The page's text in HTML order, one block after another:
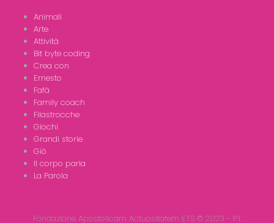
Animali
Arte
Attività
Bit byte coding
Crea con
Ernesto
Fafà
Family coach
Filastrocche
Giochi
Grandi storie
Giò
Il corpo parla
La Parola
Fondazione Apostolicam Actuositatem ETS © 2023 - P.I.